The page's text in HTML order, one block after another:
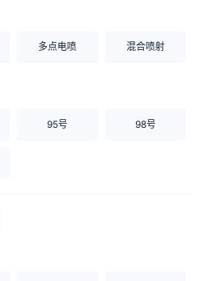
多点电喷 混合喷射
95号 98号